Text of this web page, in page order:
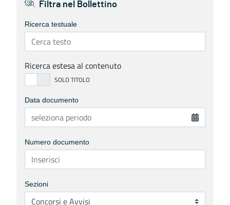
Filtra nel Bollettino
Ricerca testuale
Ricerca estesa al contenuto
Data documento
Numero documento
Sezioni